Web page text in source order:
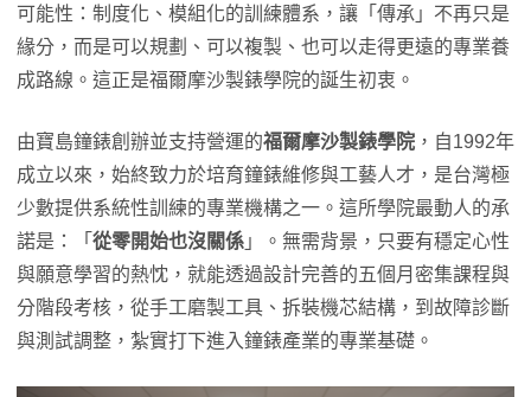
可能性：制度化、模組化的訓練體系，讓「傳承」不再只是
緣分，而是可以規劃、可以複製、也可以走得更遠的專業養
成路線。這正是福爾摩沙製錶學院的誕生初衷。
由寶島鐘錶創辦並支持營運的福爾摩沙製錶學院 ，自1992年
成立以來，始終致力於培育鐘錶維修與工藝人才，是台灣極
少數提供系統性訓練的專業機構之一。這所學院最動人的承
諾是：「 從零開始也沒關係 」。無需背景，只要有穩定心性
與願意學習的熱忱，就能透過設計完善的五個月密集課程與
分階段考核，從手工磨製工具、拆裝機芯結構，到故障診斷
與測試調整，紮實打下進入鐘錶產業的專業基礎。